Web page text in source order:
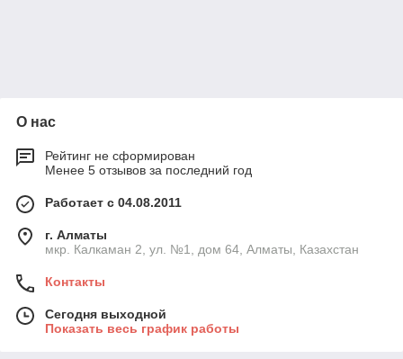
О нас
Рейтинг не сформирован
Менее 5 отзывов за последний год
Работает с 04.08.2011
г. Алматы
мкр. Калкаман 2, ул. №1, дом 64, Алматы, Казахстан
Контакты
Сегодня выходной
Показать весь график работы